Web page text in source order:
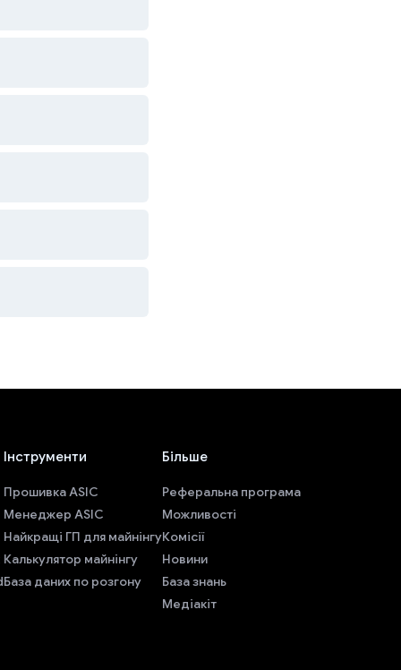
Інструменти
Прошивка ASIC
Менеджер ASIC
Найкращі ГП для майнінгу
Калькулятор майнінгу
База даних по розгону
Більше
Реферальна програма
Можливості
Комісії
Новини
База знань
Медіакіт